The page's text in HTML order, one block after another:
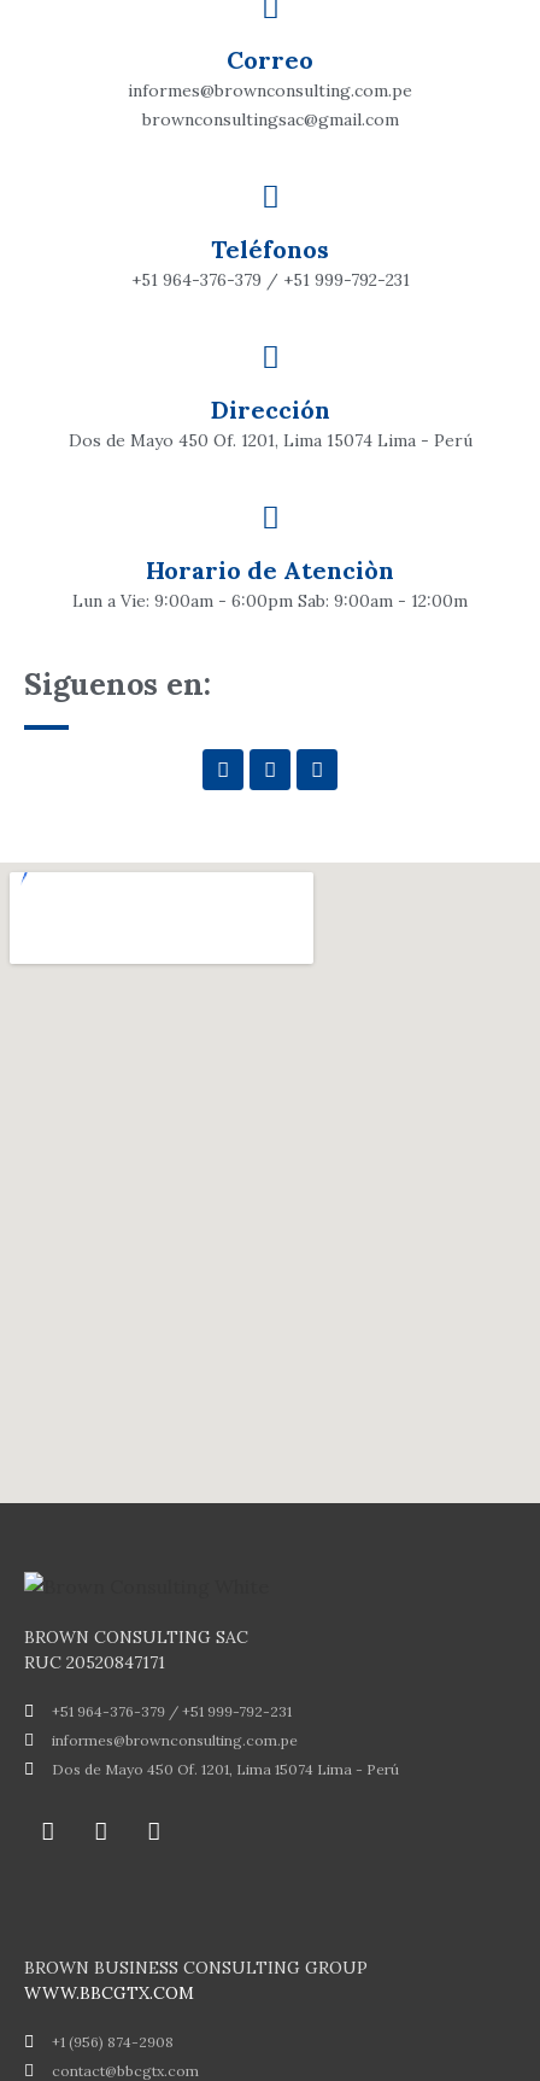
Correo
informes@brownconsulting.com.pe
brownconsultingsac@gmail.com
Teléfonos
+51 964-376-379 / +51 999-792-231
Dirección
Dos de Mayo 450 Of. 1201, Lima 15074 Lima - Perú
Horario de Atenciòn
Lun a Vie: 9:00am - 6:00pm Sab: 9:00am - 12:00m
Siguenos en:
BROWN CONSULTING SAC
RUC 20520847171
+51 964-376-379 / +51 999-792-231
informes@brownconsulting.com.pe
Dos de Mayo 450 Of. 1201, Lima 15074 Lima - Perú
BROWN BUSINESS CONSULTING GROUP
WWW.BBCGTX.COM
+1 (956) 874-2908
contact@bbcgtx.com